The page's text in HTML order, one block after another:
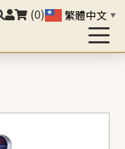
(0) 繁體中文 ▼